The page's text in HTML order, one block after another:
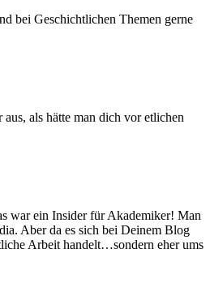
bei Geschichtlichen Themen gerne
als hätte man dich vor etlichen
war ein Insider für Akademiker! Man
Aber da es sich bei Deinem Blog
Arbeit handelt…sondern eher ums